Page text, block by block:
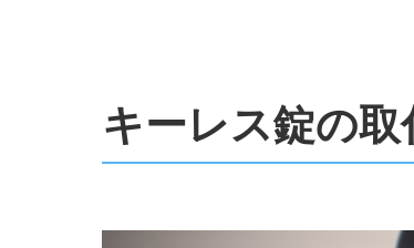
キーレス錠の取